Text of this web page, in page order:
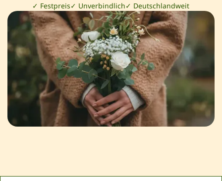
✓ Festpreis✓ Unverbindlich✓ Deutschlandweit